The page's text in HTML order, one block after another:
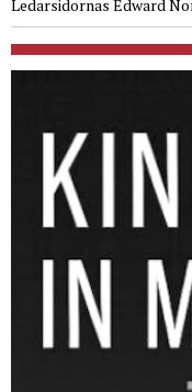
Ledarsidornas Edward